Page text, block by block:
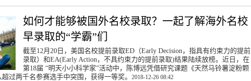
如何才能够被国外名校录取？一起了解海外名校
早录取的“学霸”们
截至12月20日，美国名校提前录取ED（Early Decision，指具有约束力的提前
录取）和EA(Early Action，不具约束力的提前录取)结果陆续放榜。近日，在
第18届 “明天小小科学家”活动中，陈博远凭借研究课题《天然马铃薯淀粉颗
过两千名参赛选手中突围，获得一等奖。 2018-12-26 08:42